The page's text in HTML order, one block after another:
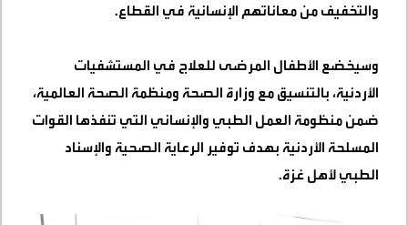
والتخفيف من معاناتهم الإنسانية في القطاع.
وسيخضع الأطفال المرضى للعلاج في المستشفيات
الأردنية، بالتنسيق مع وزارة الصحة ومنظمة الصحة العالمية،
ضمن منظومة العمل الطبي والإنساني التي تنفذها القوات
المسلحة الأردنية بهدف توفير الرعاية الصحية والإسناد
الطبي لأهل غزة.